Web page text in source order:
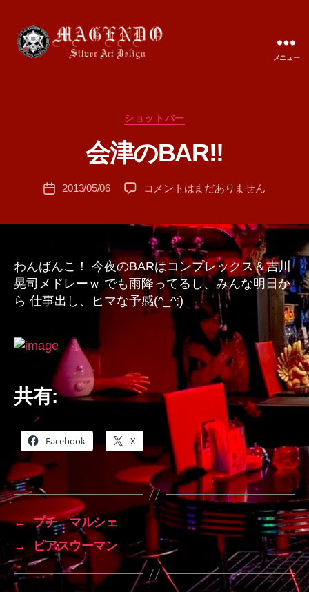
メニュー
カ
ゴ
リ
ショットバー
会津のBAR!!
作
成
者
T
A
投
2013/05/06
会
BAR!!
へ
の
コメントはまだありません
わんばんこ！ 今夜のBARはコンプレックス＆吉川
晃司メドレーｗ でも雨降ってるし、みんな明日か
ら 仕事出し、ヒマな予感(^_^;)
共有:
Facebook X
← プチ マルシェ
→
ピアスウーマン